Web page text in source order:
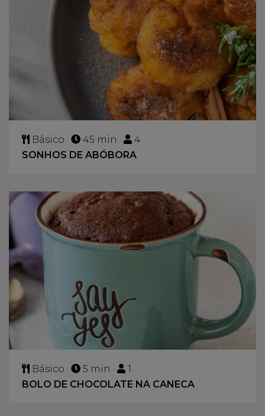
Básico · 45 min ·
4
SONHOS DE ABÓBORA
Básico · 5 min ·
1
BOLO DE CHOCOLATE NA CANECA